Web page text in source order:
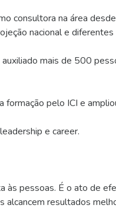
consultora na área
nacional e
mais de 500
formação pelo ICI e
e career.
às pessoas. É o ato de
alcancem resultados